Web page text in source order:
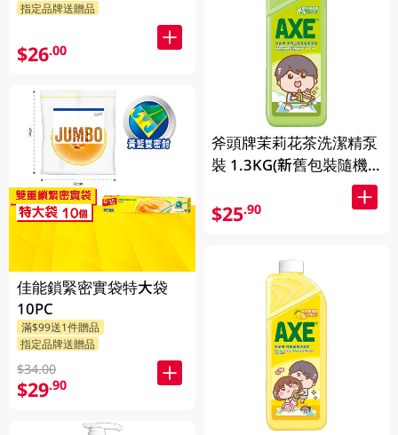
指定品牌送贈品
$26.00
佳能鎖緊密實袋特大袋
10PC
滿$99送1件贈品
指定品牌送贈品
$34.00
$29.90
斧頭牌茉莉花茶洗潔精泵
裝 1.3KG(新舊包裝隨機
$25.90